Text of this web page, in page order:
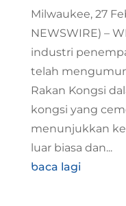
Milwaukee, 27
NEWSWIRE) –
industri
telah
Rakan Kongsi
kongsi yang
menunjukkan
luar biasa dan...
baca lagi